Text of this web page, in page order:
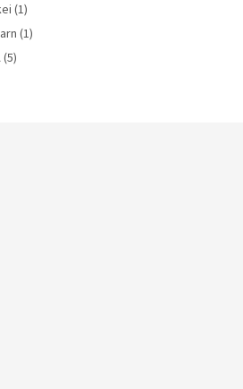
(1)
(1)
(5)